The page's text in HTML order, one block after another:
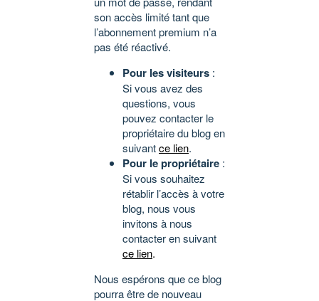
son accès limité tant que
l’abonnement premium n’a
pas été réactivé.
Pour les visiteurs :
Si vous avez des
questions, vous
pouvez contacter le
propriétaire du blog en
suivantce lien.
Pour le propriétaire :
Si vous souhaitez
rétablir l’accès à votre
blog, nous vous
invitons à nous
contacter en suivant
ce lien.
Nous espérons que ce blog
pourra être de nouveau